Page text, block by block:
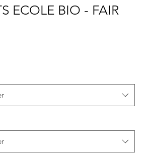
ECOLE BIO - FAIR